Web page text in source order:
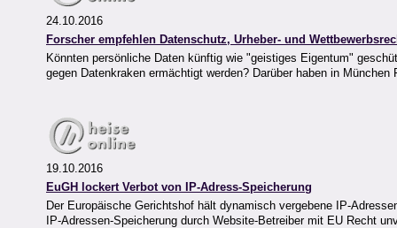
24.10.2016
Forscher empfehlen Datenschutz, Urheber- und
Könnten persönliche Daten künftig wie "geistiges Eigentum"
gegen Datenkraken ermächtigt werden? Darüber haben in München
19.10.2016
EuGH lockert Verbot von IP-Adress-Speicherung
Der Europäische Gerichtshof hält dynamisch vergebene IP-
IP-Adressen-Speicherung durch Website-Betreiber mit EU Recht